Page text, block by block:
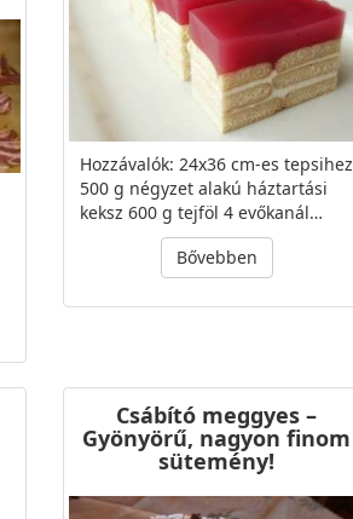
Hozzávalók: 24x36 cm-es tepsihez
500 g négyzet alakú háztartási
keksz 600 g tejföl 4 evőkanál…
Bővebben
Csábító meggyes –
Gyönyörű, nagyon finom
sütemény!